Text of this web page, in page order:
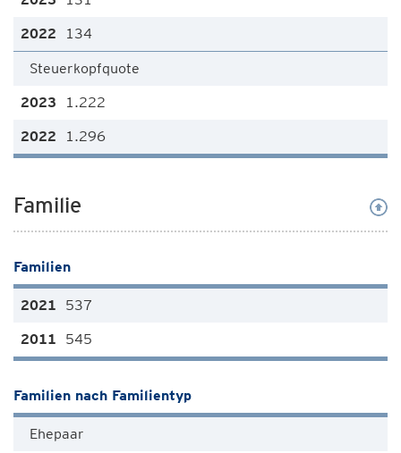
134
Steuerkopfquote
1.222
1.296
Familie
Familien
537
545
Familien nach Familientyp
Ehepaar